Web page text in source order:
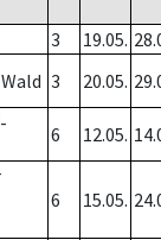
3 19.05.
3 20.05.
6 12.05.
6 15.05.